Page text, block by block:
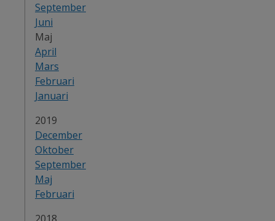
September
Juni
Maj
April
Mars
Februari
Januari
År:
2019
December
Oktober
September
Maj
Februari
År: